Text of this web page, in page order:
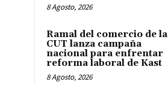
8 Agosto, 2026
Ramal del comercio de la
CUT lanza campaña
nacional para enfrentar
reforma laboral de Kast
8 Agosto, 2026